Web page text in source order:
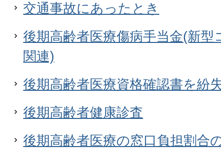
交通事故にあったとき
後期高齢者医療傷病手当金(新
関連)
後期高齢者医療資格確認書を紛
後期高齢者健康診査
後期高齢者医療の窓口負担割合